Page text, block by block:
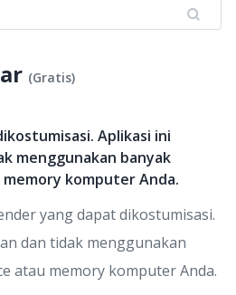
(Gratis)
Aplikasi ini
menggunakan banyak
komputer Anda.
yang dapat dikostumisasi.
dan tidak menggunakan
atau memory komputer Anda.